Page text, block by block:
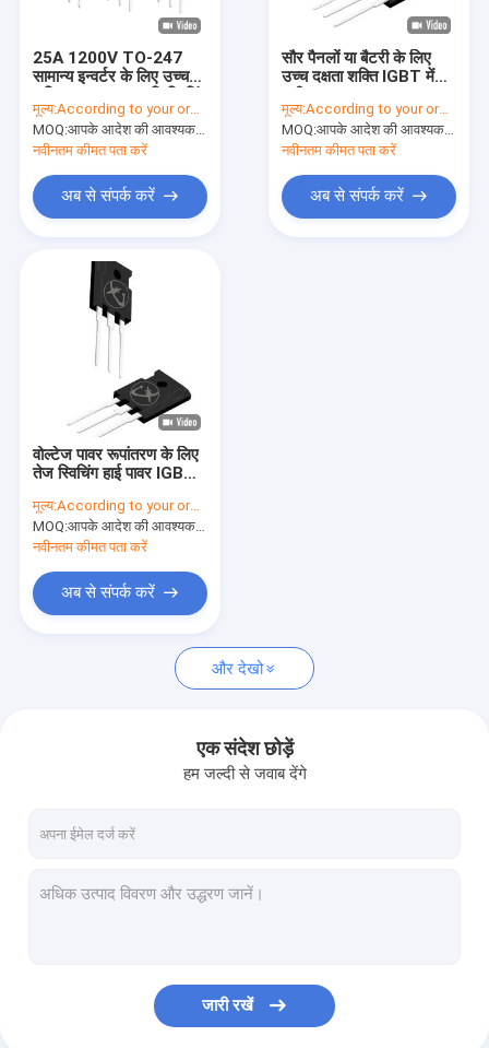
हाई पावर आईजीबीटी
हाई पावर एमओएसएफईटी
सुपर जंक्शन एमओएसएफईटी
कम वोल्टेज MOSFET
शोट्की बैरियर डायोड
तेज़ रिकवरी डायोड
कम वीएफ शॉटकी
हाई पावर सेमीकंडक्टर
सिलिकॉन कार्बाइड MOSFET
सिलिकॉन कार्बाइड एसबीडी
25A 1200V TO-247
सामान्य इन्वर्टर के लिए उच्च
मूल्य:According to your order requirement
MOQ:आपके आदेश की आवश्यकता के अनुसार
नवीनतम कीमत पता करें
अब से संपर्क करें
सौर पैनलों या बैटरी के लिए
उच्च दक्षता शक्ति IGBT में
मूल्य:According to your order requirement
MOQ:आपके आदेश की आवश्यकता के अनुसार
नवीनतम कीमत पता करें
अब से संपर्क करें
वोल्टेज पावर रूपांतरण के लिए
तेज स्विचिंग हाई पावर IGBT
मूल्य:According to your order requirement
MOQ:आपके आदेश की आवश्यकता के अनुसार
नवीनतम कीमत पता करें
अब से संपर्क करें
और देखो
एक संदेश छोड़ें
हम जल्दी से जवाब देंगे
जारी रखें